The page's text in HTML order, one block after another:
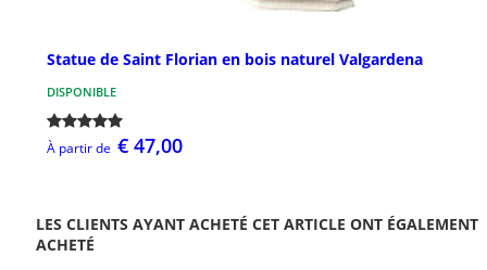
Statue de Saint Florian en bois naturel Valgardena
DISPONIBLE
À partir de € 47,00
LES CLIENTS AYANT ACHETÉ CET ARTICLE ONT ÉGALEMENT
ACHETÉ